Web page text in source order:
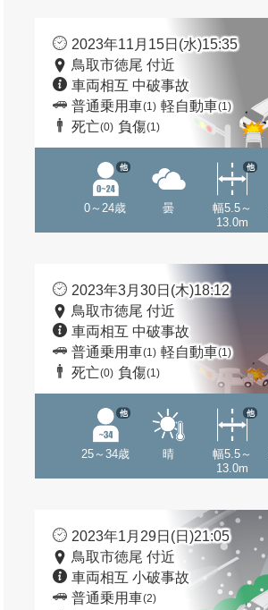
2023年11月15日(水)15:35
鳥取市徳尾 付近
車両相互 中破事故
普通乗用車(1) 軽自動車(1)
死亡(0) 負傷(1)
0～24歳
他
曇
幅5.5～
13.0m
他
2023年3月30日(木)18:12
鳥取市徳尾 付近
車両相互 中破事故
普通乗用車(1) 軽自動車(1)
死亡(0) 負傷(1)
25～34歳
他
晴
幅5.5～
13.0m
他
2023年1月29日(日)21:05
鳥取市徳尾 付近
車両相互 小破事故
普通乗用車(2)